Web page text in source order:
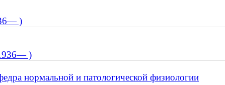
)
)
нормальной и патологической физиологии